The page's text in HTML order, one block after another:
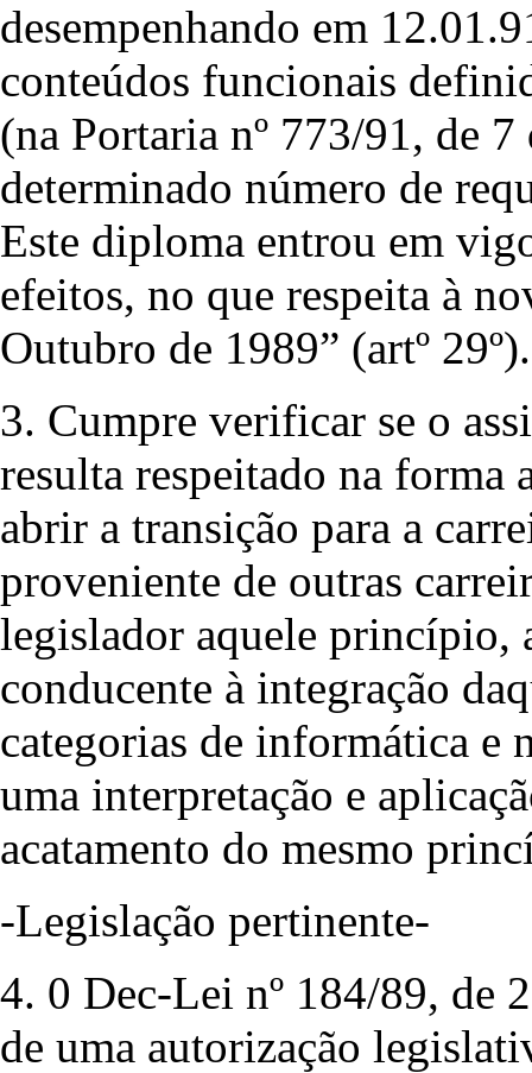
desempenhando em
conteúdos funcionais
(na Portaria nº 773/91, de
determinado número de
Este diploma entrou em
efeitos, no que respeita à
Outubro de 1989” (artº 29º).
3. Cumpre verificar se o
resulta respeitado na forma
abrir a transição para a
proveniente de outras
legislador aquele princípio,
conducente à integração
categorias de informática e
uma interpretação e
acatamento do mesmo
-Legislação pertinente-
4. 0 Dec-Lei nº 184/89, de
de uma autorização